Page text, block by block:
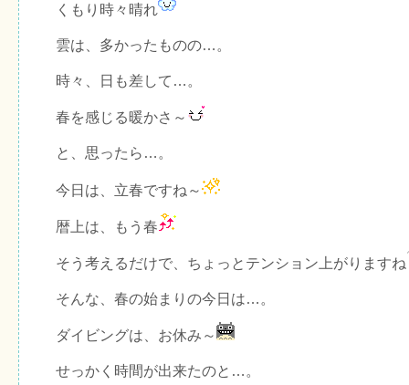
くもり時々晴れ
雲は、多かったものの…。
時々、日も差して…。
春を感じる暖かさ～
と、思ったら…。
今日は、立春ですね～
暦上は、もう春
そう考えるだけで、ちょっとテンション上がりますね
そんな、春の始まりの今日は…。
ダイビングは、お休み～
せっかく時間が出来たのと…。